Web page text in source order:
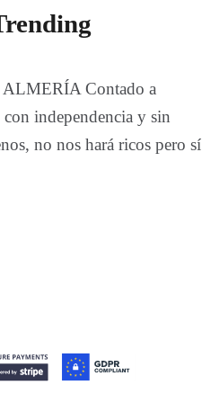
Contado a
con independencia y sin
no nos hará ricos pero sí